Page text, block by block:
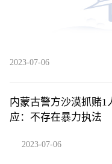
2023-07-06
内蒙古警方沙漠抓赌1
应：不存在暴力执法
2023-07-06